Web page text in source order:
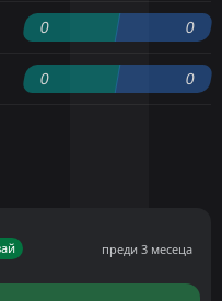
0 0
0 0
преди 3 месеца